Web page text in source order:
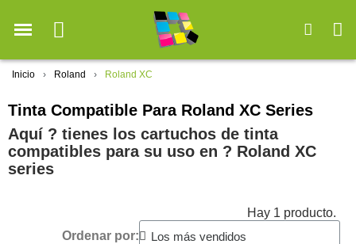
Inicio Roland Roland XC
Tinta Compatible Para Roland XC Series
Aquí ? tienes los cartuchos de tinta
compatibles para su uso en ?️ Roland XC
series
Hay 1 producto.
Ordenar por: